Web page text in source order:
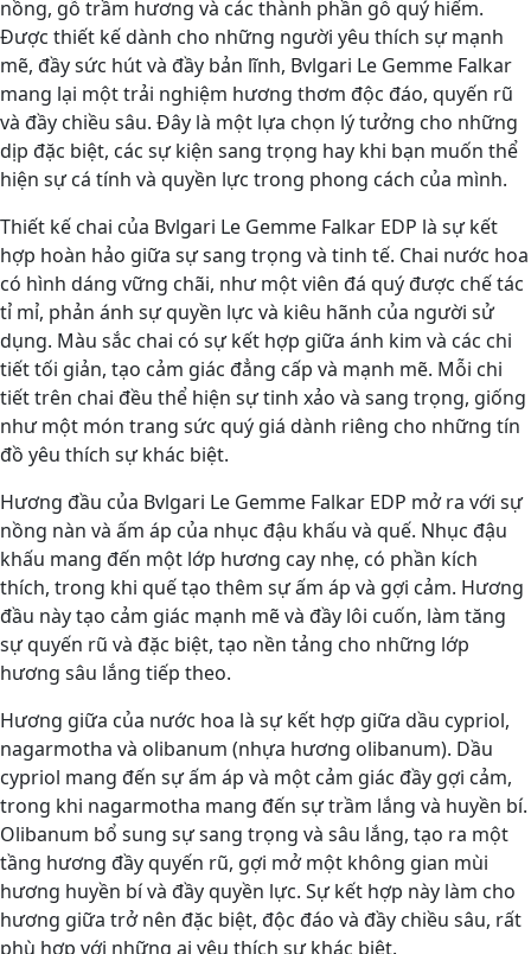
nồng, gỗ trầm hương và các thành phần gỗ quý hiếm.
Được thiết kế dành cho những người yêu thích sự mạnh
mẽ, đầy sức hút và đầy bản lĩnh, Bvlgari Le Gemme Falkar
mang lại một trải nghiệm hương thơm độc đáo, quyến rũ
và đầy chiều sâu. Đây là một lựa chọn lý tưởng cho những
dịp đặc biệt, các sự kiện sang trọng hay khi bạn muốn thể
hiện sự cá tính và quyền lực trong phong cách của mình.
Thiết kế chai của Bvlgari Le Gemme Falkar EDP là sự kết
hợp hoàn hảo giữa sự sang trọng và tinh tế. Chai nước hoa
có hình dáng vững chãi, như một viên đá quý được chế tác
tỉ mỉ, phản ánh sự quyền lực và kiêu hãnh của người sử
dụng. Màu sắc chai có sự kết hợp giữa ánh kim và các chi
tiết tối giản, tạo cảm giác đẳng cấp và mạnh mẽ. Mỗi chi
tiết trên chai đều thể hiện sự tinh xảo và sang trọng, giống
như một món trang sức quý giá dành riêng cho những tín
đồ yêu thích sự khác biệt.
Hương đầu của Bvlgari Le Gemme Falkar EDP mở ra với sự
nồng nàn và ấm áp của nhục đậu khấu và quế. Nhục đậu
khấu mang đến một lớp hương cay nhẹ, có phần kích
thích, trong khi quế tạo thêm sự ấm áp và gợi cảm. Hương
đầu này tạo cảm giác mạnh mẽ và đầy lôi cuốn, làm tăng
sự quyến rũ và đặc biệt, tạo nền tảng cho những lớp
hương sâu lắng tiếp theo.
Hương giữa của nước hoa là sự kết hợp giữa dầu cypriol,
nagarmotha và olibanum (nhựa hương olibanum). Dầu
cypriol mang đến sự ấm áp và một cảm giác đầy gợi cảm,
trong khi nagarmotha mang đến sự trầm lắng và huyền bí.
Olibanum bổ sung sự sang trọng và sâu lắng, tạo ra một
tầng hương đầy quyến rũ, gợi mở một không gian mùi
hương huyền bí và đầy quyền lực. Sự kết hợp này làm cho
hương giữa trở nên đặc biệt, độc đáo và đầy chiều sâu, rất
phù hợp với những ai yêu thích sự khác biệt.